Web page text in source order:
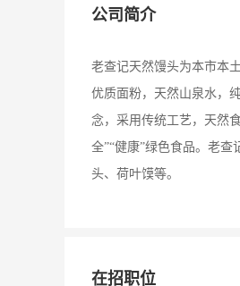
公司简介
老查记天然馒头为本市本
优质面粉，天然山泉水，
念，采用传统工艺，天然
全”“健康”绿色食品。老
头、荷叶馍等。
在招职位